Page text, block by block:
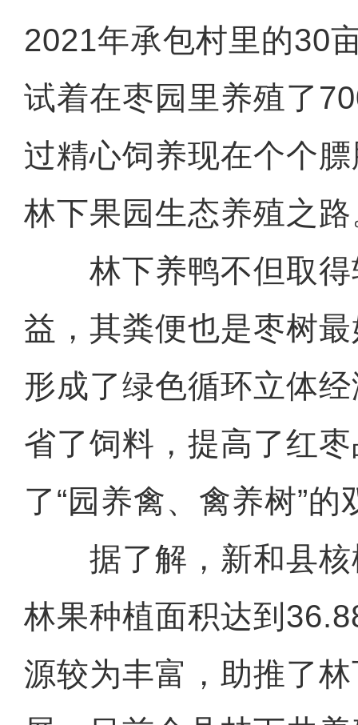
2021年承包村里的30
试着在枣园里养殖了
过精心饲养现在个个
林下果园生态养殖之
林下养鸭不但取得
益，其粪便也是枣树
形成了绿色循环立体
省了饲料，提高了红
了“园养禽、禽养树”的
据了解，新和县核
林果种植面积达到
源较为丰富，助推了